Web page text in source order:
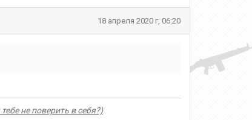
18 апреля 2020 г, 06:20
не поверить в себя?)